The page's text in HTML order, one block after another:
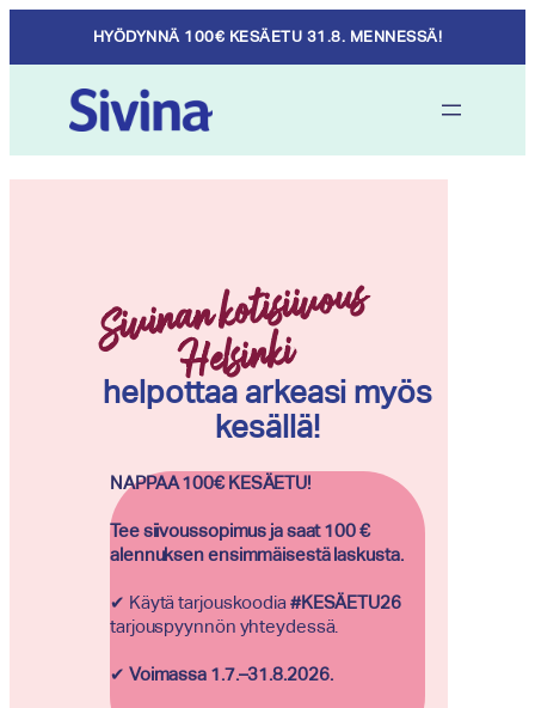
content
HYÖDYNNÄ 100€ KESÄETU 31.8. MENNESSÄ!
Sivinan kotisiivo
us
Helsinki
helpottaa arkeasi myös
kesällä!
NAPPAA 100€ KESÄETU!
Tee siivoussopimus ja saat 100 €
alennuksen ensimmäisestä laskusta.
✔ Käytä tarjouskoodia #KESÄETU26
tarjouspyynnön yhteydessä.
✔ Voimassa 1.7.–31.8.2026.